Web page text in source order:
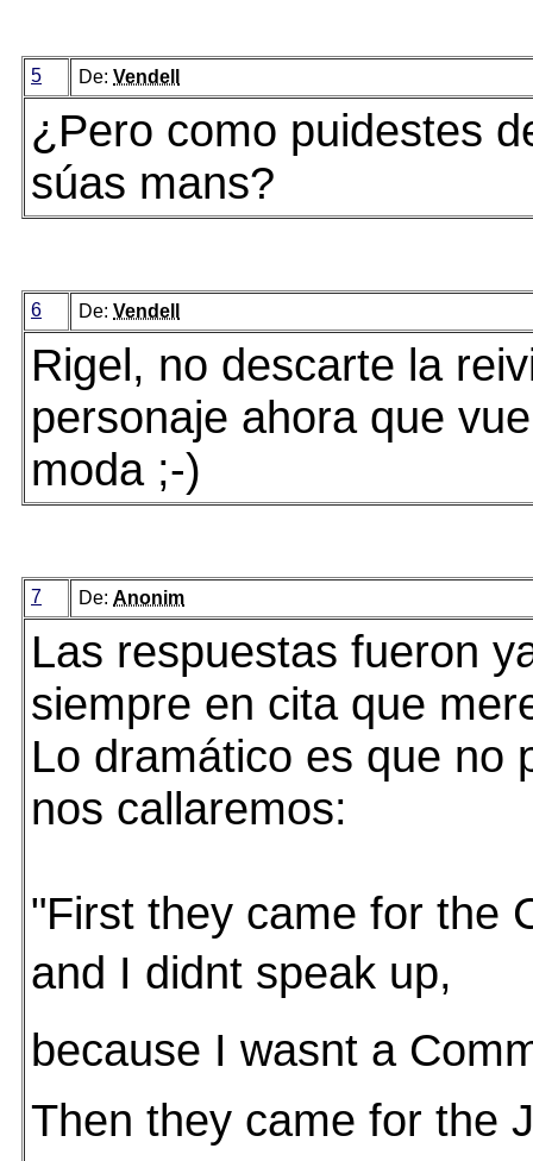
5 De: Vendell
¿Pero como puidestes
súas mans?
6 De: Vendell
Rigel, no descarte la
personaje ahora que
moda ;-)
7 De: Anonim
Las respuestas fueron
siempre en cita que
Lo dramático es que no
nos callaremos:
"First they came for the
and I didnt speak up,
because I wasnt a
Then they came for the